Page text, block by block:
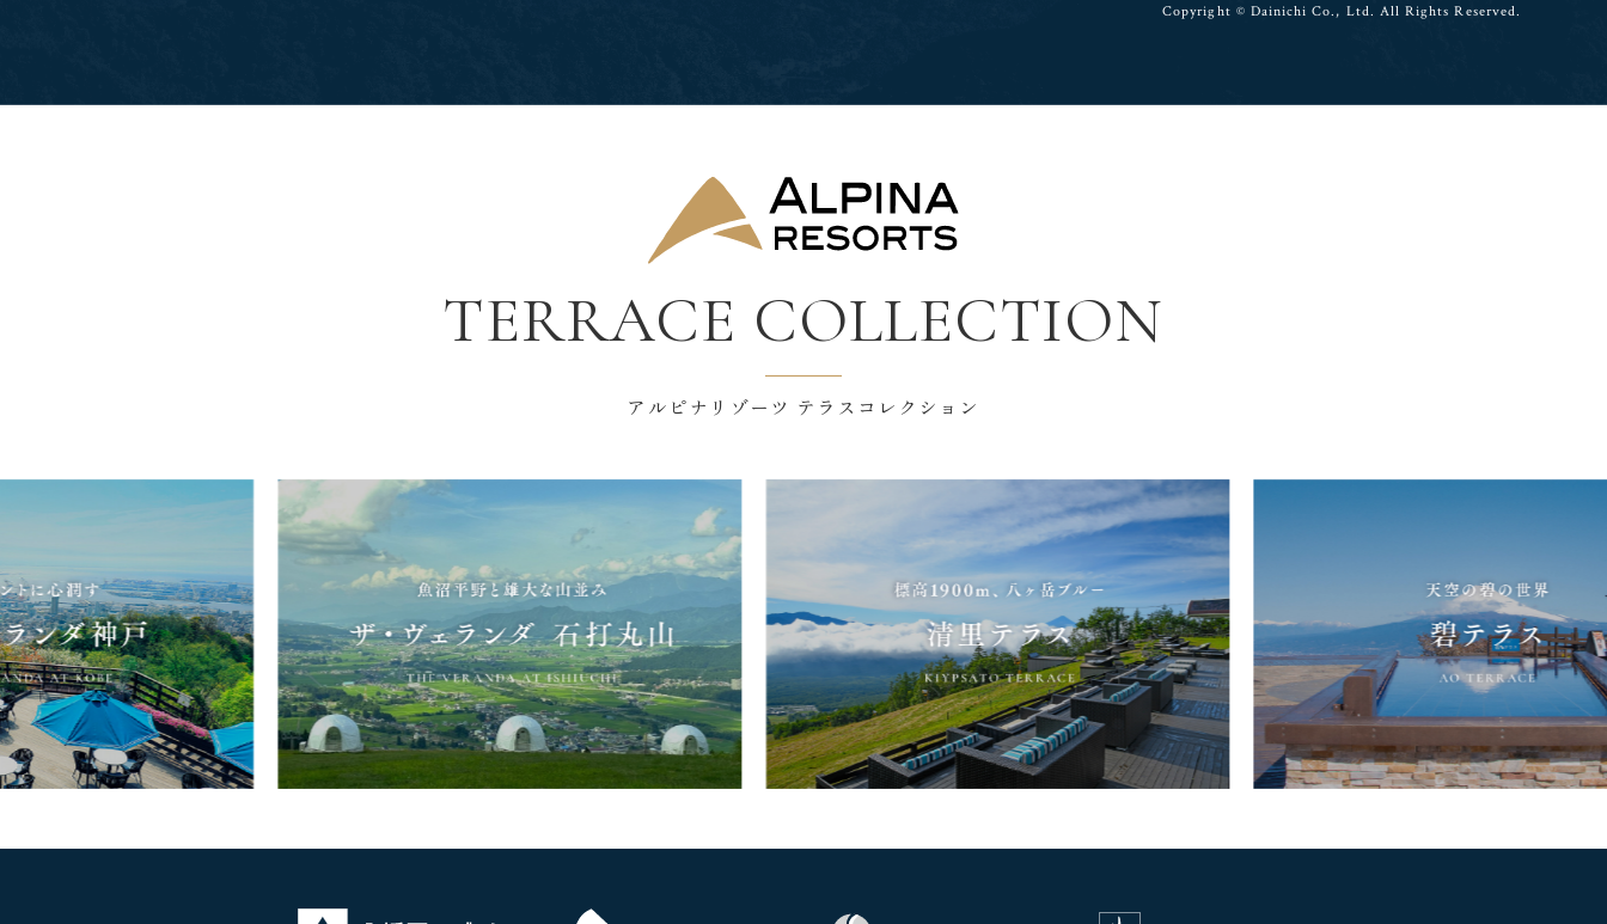
Copyright © Dainichi Co., Ltd. All Rights Reserved.
TERRACE COLLECTION
アルピナリゾーツ テラスコレクション